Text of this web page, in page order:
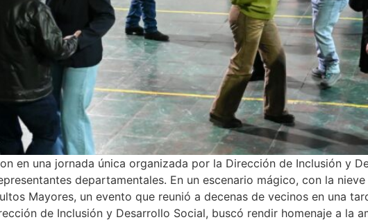
en una jornada única organizada por la Dirección de Inclusión y
departamentales. En un escenario mágico, con la
Mayores, un evento que reunió a decenas de vecinos en una
de Inclusión y Desarrollo Social, buscó rendir homenaje a la